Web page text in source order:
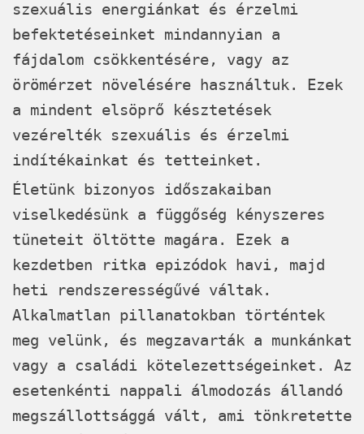
szexuális energiánkat és érzelmi
befektetéseinket mindannyian a
fájdalom csökkentésére, vagy az
örömérzet növelésére használtuk. Ezek
a mindent elsöprő késztetések
vezérelték szexuális és érzelmi
indítékainkat és tetteinket.
Életünk bizonyos időszakaiban
viselkedésünk a függőség kényszeres
tüneteit öltötte magára. Ezek a
kezdetben ritka epizódok havi, majd
heti rendszerességűvé váltak.
Alkalmatlan pillanatokban történtek
meg velünk, és megzavarták a munkánkat
vagy a családi kötelezettségeinket. Az
esetenkénti nappali álmodozás állandó
megszállottsággá vált, ami tönkretette